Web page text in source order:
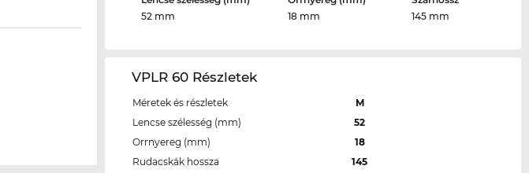
52 mm
18 mm
145 mm
VPLR 60 Részletek
Méretek és részletek
M
Lencse szélesség (mm)
52
Orrnyereg (mm)
18
Rudacskák hossza
145